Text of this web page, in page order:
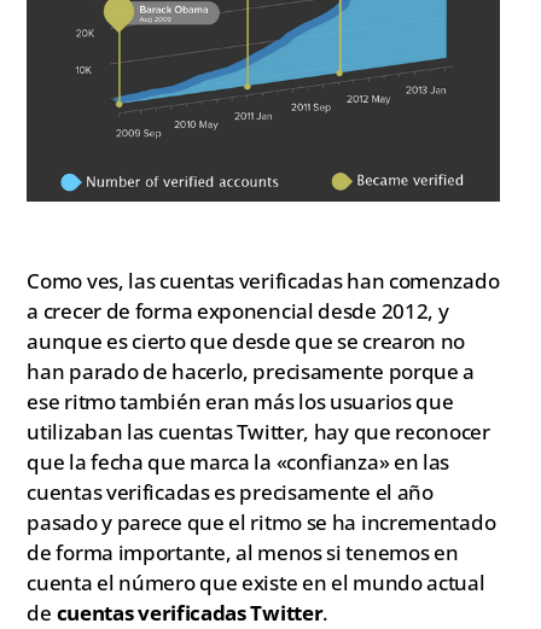
Como ves, las cuentas verificadas han comenzado
a crecer de forma exponencial desde 2012, y
aunque es cierto que desde que se crearon no
han parado de hacerlo, precisamente porque a
ese ritmo también eran más los usuarios que
utilizaban las cuentas Twitter, hay que reconocer
que la fecha que marca la «confianza» en las
cuentas verificadas es precisamente el año
pasado y parece que el ritmo se ha incrementado
de forma importante, al menos si tenemos en
cuenta el número que existe en el mundo actual
de cuentas verificadas Twitter.